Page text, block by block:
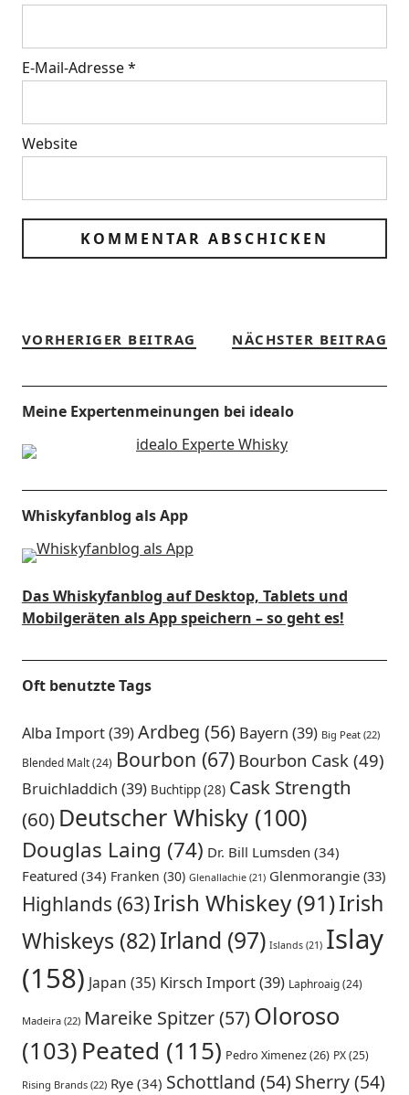
E-Mail-Adresse*
Website
VORHERIGER BEITRAG NÄCHSTER BEITRAG
Meine Expertenmeinungen bei idealo
Whiskyfanblog als App
Das Whiskyfanblog auf Desktop, Tablets und
Mobilgeräten als App speichern – so geht es!
Oft benutzte Tags
Alba Import(39)Ardbeg (56) Bayern (39) Big Peat(22)
Blended Malt(24) Bourbon (67) Bourbon Cask(49)
Bruichladdich (39) Buchtipp(28) Cask Strength
(60) Deutscher Whisky(100)
Douglas Laing (74) Dr. Bill Lumsden (34)
Featured (34) Franken (30) Glenallachie(21) Glenmorangie(33)
Highlands (63)Irish Whiskey(91)Irish
Whiskeys (82)Irland (97) Islands(21) Islay
(158) Japan (35) Kirsch Import(39) Laphroaig(24)
Madeira(22) Mareike Spitzer(57)Oloroso
(103) Peated (115) Pedro Ximenez(26) PX(25)
Rising Brands(22) Rye(34) Schottland (54) Sherry(54)